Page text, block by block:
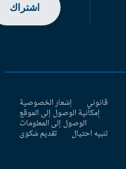
اشتراك
قانوني إشعار الخصوصية
إمكانية الوصول إلى الموقع
الوصول إلى المعلومات
تنبيه احتيال تقديم شكوى